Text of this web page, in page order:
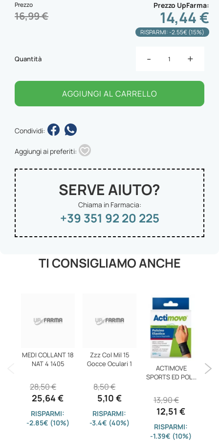
Prezzo UpFarma
14,44 €
Prezzo
16,99 €
RISPARMI: -2.55€ (15%)
Quantità - +
AGGIUNGI AL CARRELLO
Condividi:
Aggiungi ai preferiti:
SERVE AIUTO?
Chiama in Farmacia:
+39 351 92 20 225
TI CONSIGLIAMO ANCHE
MEDI COLLANT 18
NAT 4 1405
25,64 €
28,50 €
RISPARMI:
-2.85€ (10%)
Zzz Col Mil 15
Gocce Oculari 1
5,10 €
8,50 €
RISPARMI:
-3.4€ (40%)
ACTIMOVE
SPORTS ED POLS
12,51 €
13,90 €
RISPARMI:
-1.39€ (10%)